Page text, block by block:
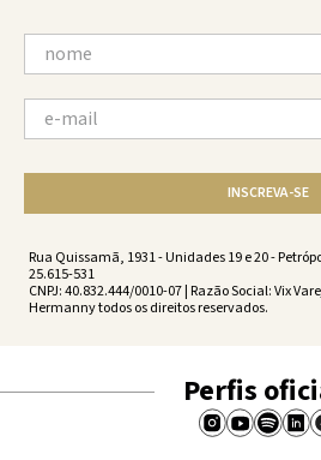
INSCREVA-SE
Rua Quissamã, 1931 - Unidades 19 e 20 -
25.615-531
CNPJ: 40.832.444/0010-07 | Razão Social: Vix
Hermanny todos os direitos reservados.
Perfis